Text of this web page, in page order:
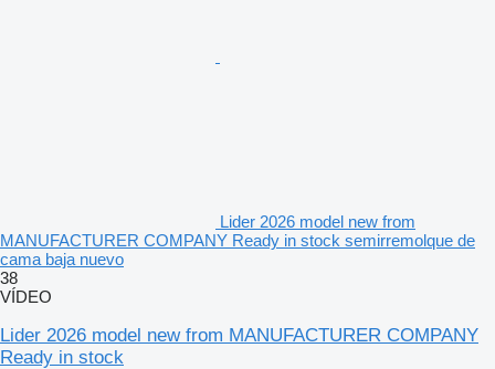
Lider 2026 model new from
MANUFACTURER COMPANY Ready in stock semirremolque de
cama baja nuevo
38
VÍDEO
Lider 2026 model new from MANUFACTURER COMPANY
Ready in stock